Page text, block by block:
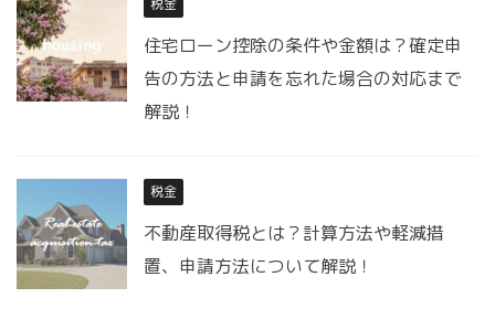
税金
住宅ローン控除の条件や金額は？確定申
告の方法と申請を忘れた場合の対応まで
解説！
税金
不動産取得税とは？計算方法や軽減措
置、申請方法について解説！